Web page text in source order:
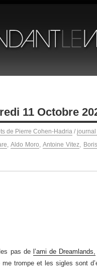
11 Octobre
de Pierre Cohen-Hadria / journal
, Aldo Moro, Antoine Vitez,
pas de l’ami de Dreamlands,
trompe et les sigles sont